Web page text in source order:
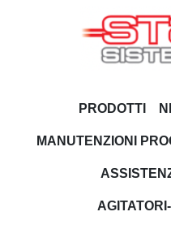
PRODOTTI
MANUTENZIONI